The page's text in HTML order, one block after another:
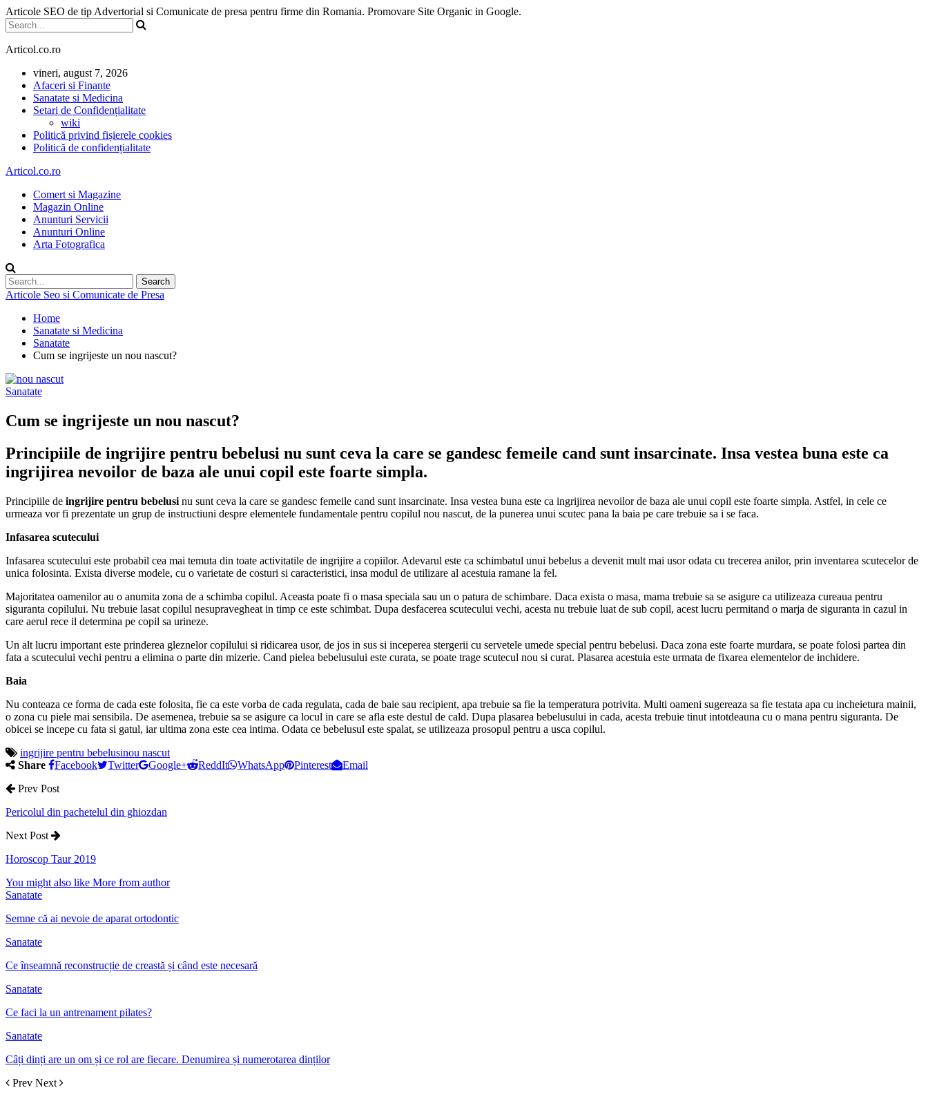
Articole SEO de tip Advertorial si Comunicate de presa pentru firme din Romania. Promovare Site Organic in Google.
Articol.co.ro
vineri, august 7, 2026
Afaceri si Finante
Sanatate si Medicina
Setari de Confidențialitate
wiki
Politică privind fișierele cookies
Politică de confidențialitate
Articol.co.ro
Comert si Magazine
Magazin Online
Anunturi Servicii
Anunturi Online
Arta Fotografica
Articole Seo si Comunicate de Presa
Home
Sanatate si Medicina
Sanatate
Cum se ingrijeste un nou nascut?
Sanatate
Cum se ingrijeste un nou nascut?
Principiile de ingrijire pentru bebelusi nu sunt ceva la care se gandesc femeile cand sunt insarcinate. Insa vestea buna este ca
ingrijirea nevoilor de baza ale unui copil este foarte simpla.
Principiile de ingrijire pentru bebelusi nu sunt ceva la care se gandesc femeile cand sunt insarcinate. Insa vestea buna este ca ingrijirea nevoilor de baza ale unui copil este foarte simpla. Astfel, in cele ce
urmeaza vor fi prezentate un grup de instructiuni despre elementele fundamentale pentru copilul nou nascut, de la punerea unui scutec pana la baia pe care trebuie sa i se faca.
Infasarea scutecului
Infasarea scutecului este probabil cea mai temuta din toate activitatile de ingrijire a copiilor. Adevarul este ca schimbatul unui bebelus a devenit mult mai usor odata cu trecerea anilor, prin inventarea scutecelor de
unica folosinta. Exista diverse modele, cu o varietate de costuri si caracteristici, insa modul de utilizare al acestuia ramane la fel.
Majoritatea oamenilor au o anumita zona de a schimba copilul. Aceasta poate fi o masa speciala sau un o patura de schimbare. Daca exista o masa, mama trebuie sa se asigure ca utilizeaza cureaua pentru
siguranta copilului. Nu trebuie lasat copilul nesupravegheat in timp ce este schimbat. Dupa desfacerea scutecului vechi, acesta nu trebuie luat de sub copil, acest lucru permitand o marja de siguranta in cazul in
care aerul rece il determina pe copil sa urineze.
Un alt lucru important este prinderea gleznelor copilului si ridicarea usor, de jos in sus si inceperea stergerii cu servetele umede special pentru bebelusi. Daca zona este foarte murdara, se poate folosi partea din
fata a scutecului vechi pentru a elimina o parte din mizerie. Cand pielea bebelusului este curata, se poate trage scutecul nou si curat. Plasarea acestuia este urmata de fixarea elementelor de inchidere.
Baia
Nu conteaza ce forma de cada este folosita, fie ca este vorba de cada regulata, cada de baie sau recipient, apa trebuie sa fie la temperatura potrivita. Multi oameni sugereaza sa fie testata apa cu incheietura mainii,
o zona cu piele mai sensibila. De asemenea, trebuie sa se asigure ca locul in care se afla este destul de cald. Dupa plasarea bebelusului in cada, acesta trebuie tinut intotdeauna cu o mana pentru siguranta. De
obicei se incepe cu fata si gatul, iar ultima zona este cea intima. Odata ce bebelusul este spalat, se utilizeaza prosopul pentru a usca copilul.
ingrijire pentru bebelusinou nascut
Share
Facebook Twitter Google+ ReddIt WhatsApp Pinterest
Email
Prev Post
Pericolul din pachetelul din ghiozdan
Next Post
Horoscop Taur 2019
You might also like More from author
Sanatate
Semne că ai nevoie de aparat ortodontic
Sanatate
Ce înseamnă reconstrucție de creastă și când este necesară
Sanatate
Ce faci la un antrenament pilates?
Sanatate
Câți dinți are un om și ce rol are fiecare. Denumirea și numerotarea dinților
Prev Next